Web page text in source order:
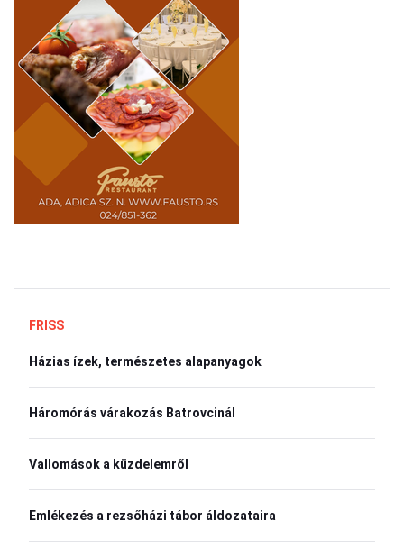
FRISS
Házias ízek, természetes alapanyagok
Háromórás várakozás Batrovcinál
Vallomások a küzdelemről
Emlékezés a rezsőházi tábor áldozataira